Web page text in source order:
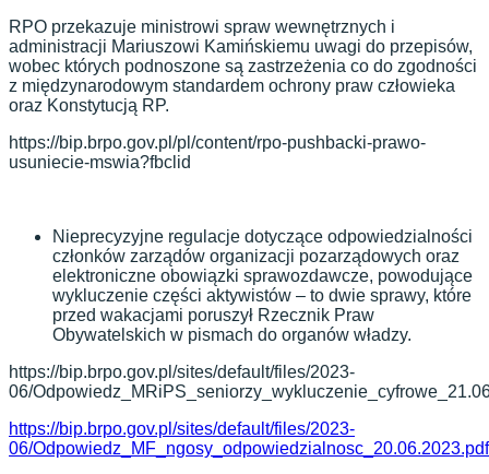
RPO przekazuje ministrowi spraw wewnętrznych i
administracji Mariuszowi Kamińskiemu uwagi do przepisów,
wobec których podnoszone są zastrzeżenia co do zgodności
z międzynarodowym standardem ochrony praw człowieka
oraz Konstytucją RP.
https://bip.brpo.gov.pl/pl/content/rpo-pushbacki-prawo-
usuniecie-mswia?fbclid
Nieprecyzyjne regulacje dotyczące odpowiedzialności
członków zarządów organizacji pozarządowych oraz
elektroniczne obowiązki sprawozdawcze, powodujące
wykluczenie części aktywistów – to dwie sprawy, które
przed wakacjami poruszył Rzecznik Praw
Obywatelskich w pismach do organów władzy.
https://bip.brpo.gov.pl/sites/default/files/2023-
06/
https://bip.brpo.gov.pl/sites/default/files/2023-
06/Odpowiedz_MF_ngosy_odpowiedzialnosc_20.06.2023.pdf